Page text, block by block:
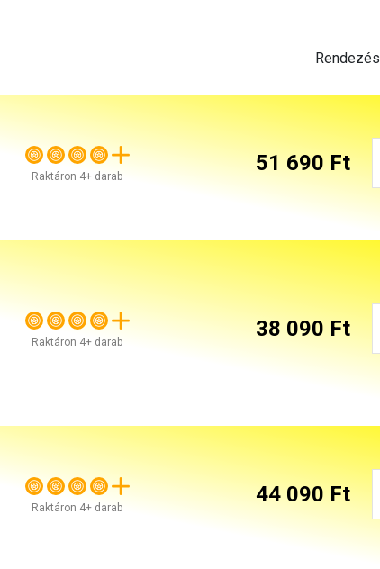
Rendezés
Raktáron 4+ darab
51 690 Ft
Raktáron 4+ darab
38 090 Ft
Raktáron 4+ darab
44 090 Ft